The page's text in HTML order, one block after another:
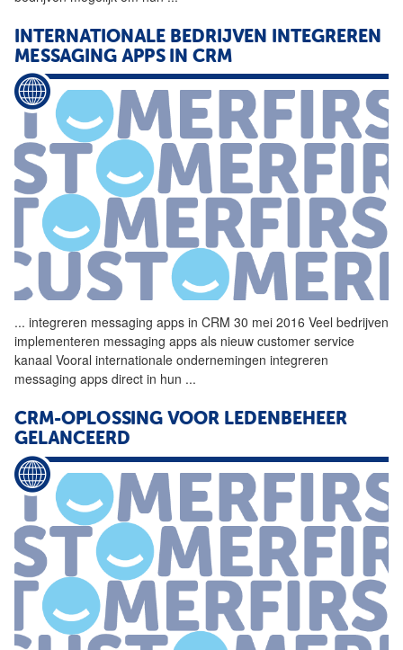
INTERNATIONALE BEDRIJVEN INTEGREREN
MESSAGING APPS IN CRM
... integreren messaging apps in CRM 30 mei 2016 Veel bedrijven
implementeren messaging apps als nieuw customer service
kanaal Vooral internationale ondernemingen integreren
messaging apps direct in hun ...
CRM-OPLOSSING VOOR LEDENBEHEER
GELANCEERD